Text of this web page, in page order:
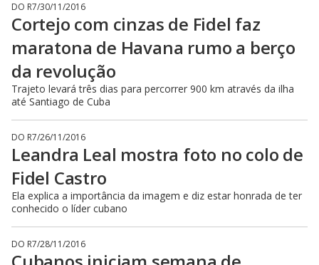
DO R7/30/11/2016
Cortejo com cinzas de Fidel faz
maratona de Havana rumo a berço
da revolução
Trajeto levará três dias para percorrer 900 km através da ilha
até Santiago de Cuba
DO R7/26/11/2016
Leandra Leal mostra foto no colo de
Fidel Castro
Ela explica a importância da imagem e diz estar honrada de ter
conhecido o líder cubano
DO R7/28/11/2016